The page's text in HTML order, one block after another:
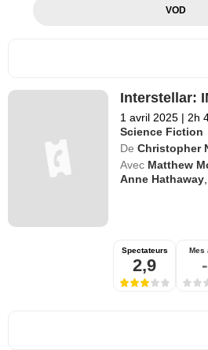
VOD
Interstellar:
1 avril 2025 | 2h
Science Fiction
De Christopher
Avec Matthew
Anne Hathaway
Spectateurs
2,9
Mes